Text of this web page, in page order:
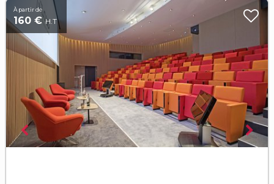
À partir de
160 €H.T